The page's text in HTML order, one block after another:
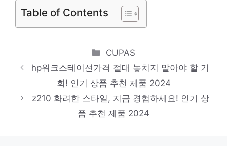
천 제품 2024
dell서버pc
제품 2024
제온서버
눈부신 스타일, 당신을 위해 인기 상품 추천
제품 2024
Table of Contents
Categories
CUPAS
hp워크스테이션가격 절대 놓치지 말아야 할 기
회! 인기 상품 추천 제품 2024
z210 화려한 스타일, 지금 경험하세요! 인기 상
품 추천 제품 2024